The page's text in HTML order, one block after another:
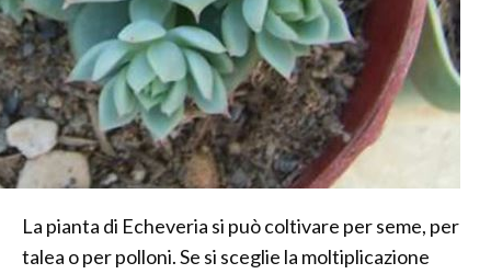
La pianta di Echeveria si può coltivare per seme, per
talea o per polloni. Se si sceglie la moltiplicazione